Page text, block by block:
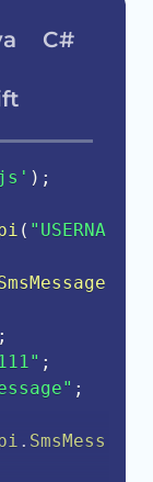
C#
) ;
( "USERNAME"
;
;
;
.